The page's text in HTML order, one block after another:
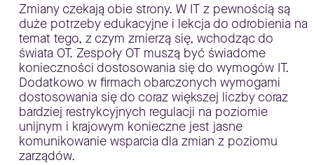
Zmiany czekają obie strony. W IT z pewnością są
duże potrzeby edukacyjne i lekcja do odrobienia na
temat tego, z czym zmierzą się, wchodząc do
świata OT. Zespoły OT muszą być świadome
konieczności dostosowania się do wymogów IT.
Dodatkowo w firmach obarczonych wymogami
dostosowania się do coraz większej liczby coraz
bardziej restrykcyjnych regulacji na poziomie
unijnym i krajowym konieczne jest jasne
komunikowanie wsparcia dla zmian z poziomu
zarządów.